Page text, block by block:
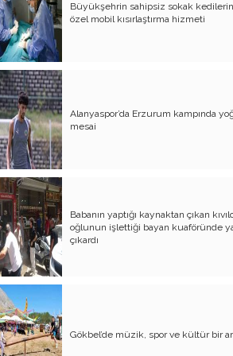
Atalay olayı; yargıyı yönetenlerin
darbesidir!..
CHP’de ne değişti?
Eğitim Sisteminde Sorunlar ve Çözüm
Önerileri
Cumhuriyet’in 100. Yılı ve AB İlişkileri
Şehitler üzerinden siyaset!..
Belediye Başkanı'na Neden Oy
Vermeliyim?
AKP'nin Mülteci Politikası ve
şehitlerimiz!..
Geleceğimize biz karar verelim!..
Kamacı’nın resti!.. İYİ Parti’nin kararı
Emine öğretmenim; Atatürk sizlere
güvendi!..
Büyükşehrin sahipsiz sokak
özel mobil kısırlaştırma hizmeti
Alanyaspor’da Erzurum kampında
mesai
Babanın yaptığı kaynaktan çıkan
oğlunun işlettiği bayan kuaföründe
çıkardı
Gökbel’de müzik, spor ve kültür bir